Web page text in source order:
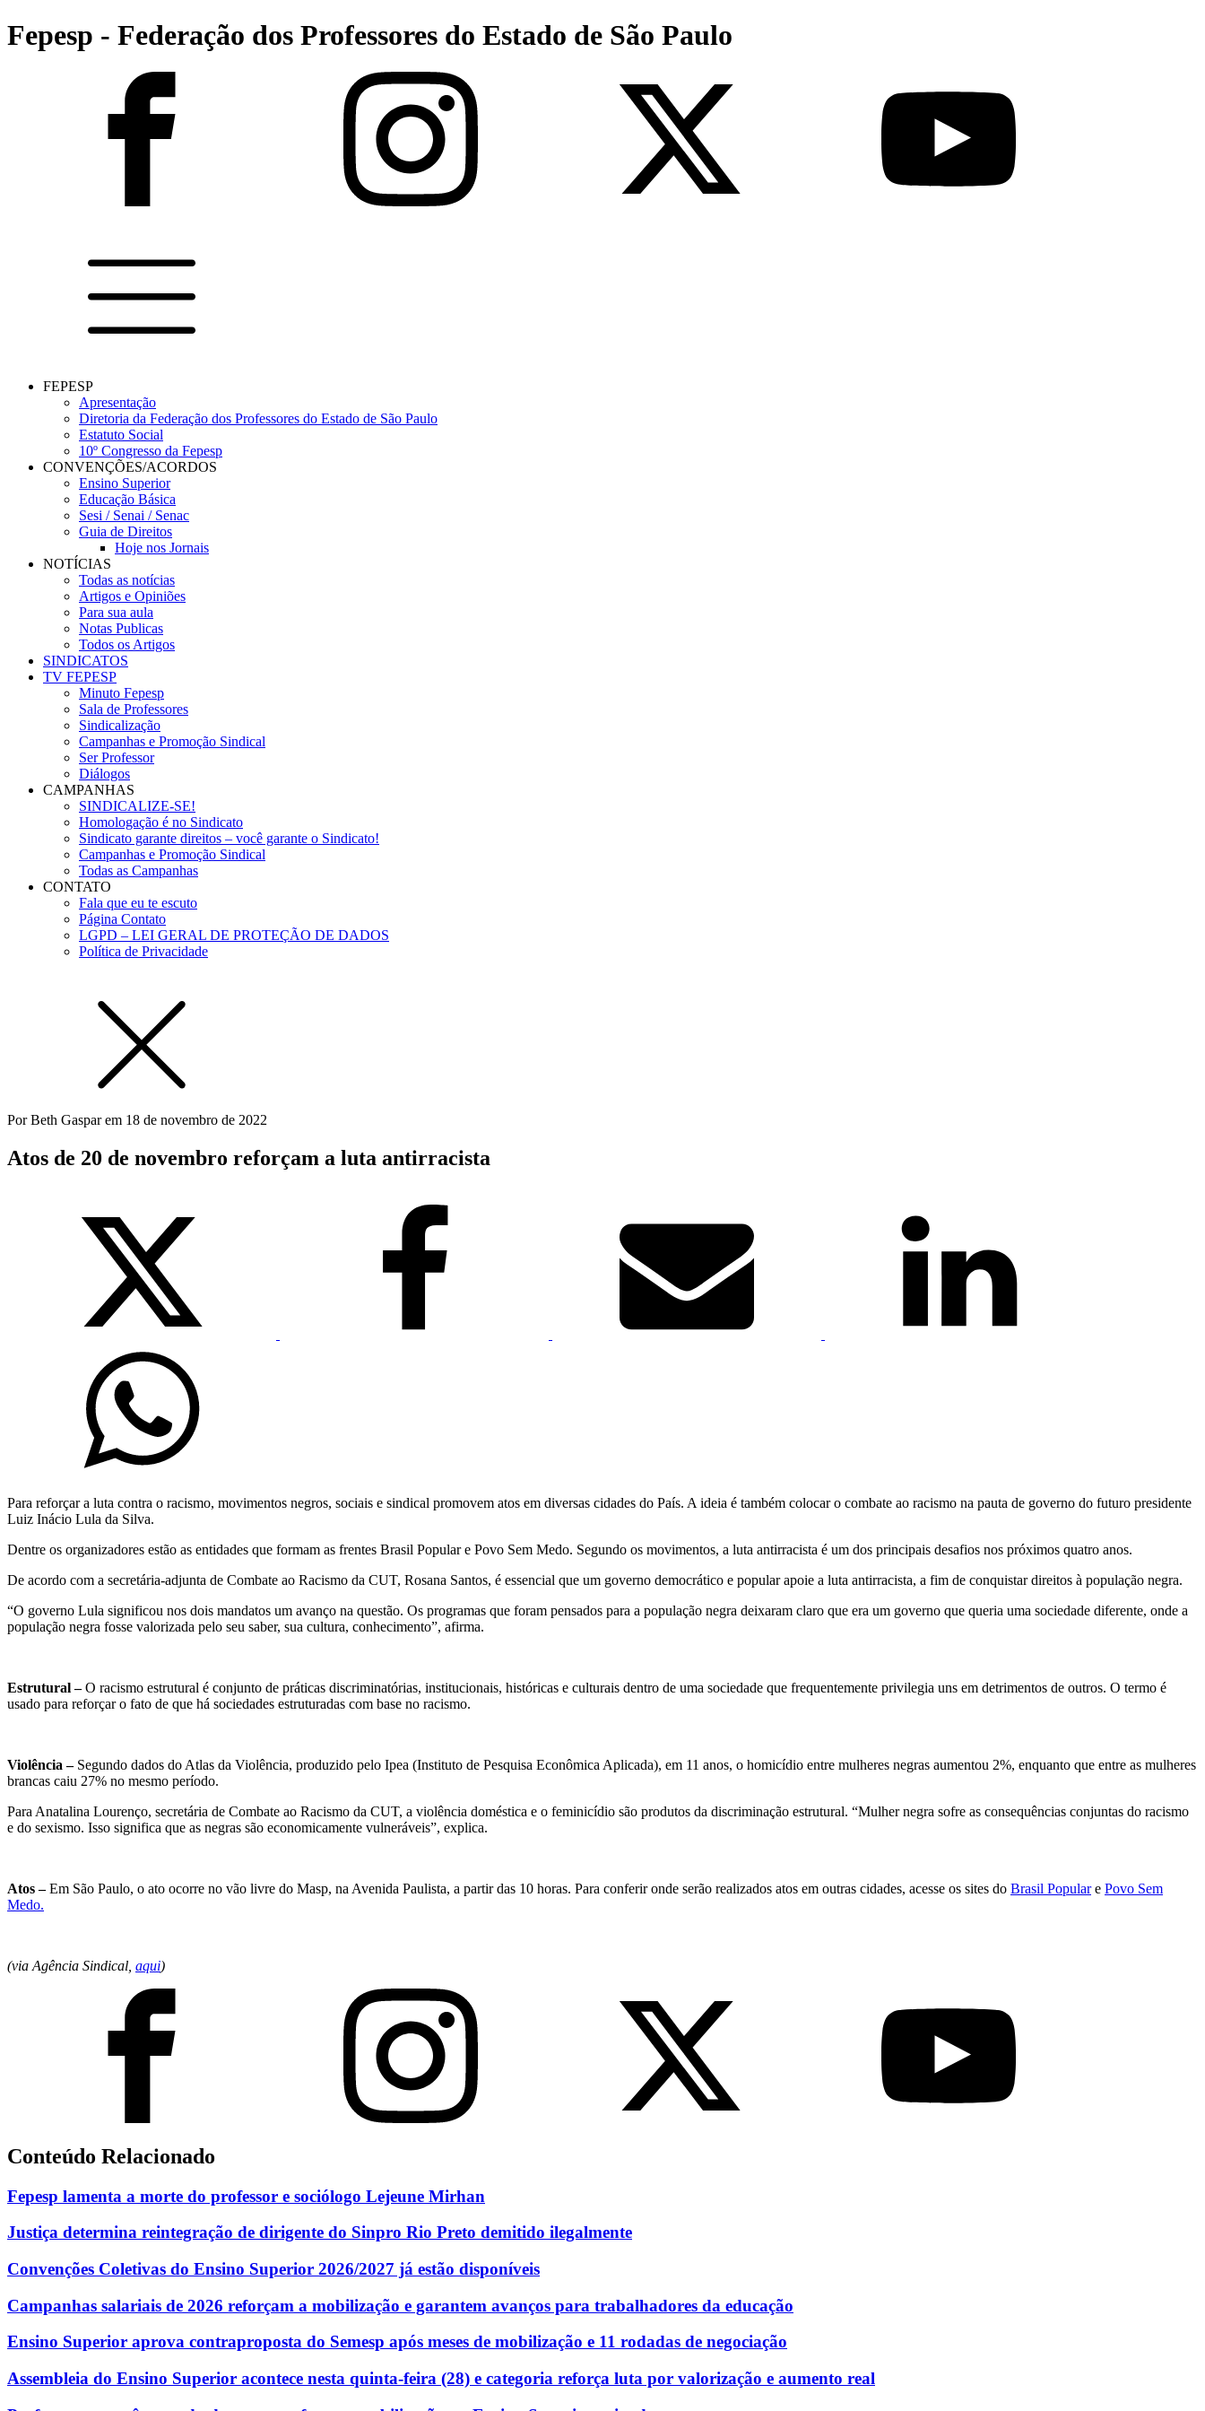
Fepesp - Federação dos Professores do Estado de São Paulo
FEPESP
Apresentação
Diretoria da Federação dos Professores do Estado de São Paulo
Estatuto Social
10º Congresso da Fepesp
CONVENÇÕES/ACORDOS
Ensino Superior
Educação Básica
Sesi / Senai / Senac
Guia de Direitos
Hoje nos Jornais
NOTÍCIAS
Todas as notícias
Artigos e Opiniões
Para sua aula
Notas Publicas
Todos os Artigos
SINDICATOS
TV FEPESP
Minuto Fepesp
Sala de Professores
Sindicalização
Campanhas e Promoção Sindical
Ser Professor
Diálogos
CAMPANHAS
SINDICALIZE-SE!
Homologação é no Sindicato
Sindicato garante direitos – você garante o Sindicato!
Campanhas e Promoção Sindical
Todas as Campanhas
CONTATO
Fala que eu te escuto
Página Contato
LGPD – LEI GERAL DE PROTEÇÃO DE DADOS
Política de Privacidade
PorBeth Gasparem 18 de novembro de 2022
Atos de 20 de novembro reforçam a luta antirracista
Para reforçar a luta contra o racismo, movimentos negros, sociais e sindical promovem atos em diversas cidades do País. A ideia é também colocar o combate ao racismo na pauta de governo do futuro presidente
Luiz Inácio Lula da Silva.
Dentre os organizadores estão as entidades que formam as frentes Brasil Popular e Povo Sem Medo. Segundo os movimentos, a luta antirracista é um dos principais desafios nos próximos quatro anos.
De acordo com a secretária-adjunta de Combate ao Racismo da CUT, Rosana Santos, é essencial que um governo democrático e popular apoie a luta antirracista, a fim de conquistar direitos à população negra.
“O governo Lula significou nos dois mandatos um avanço na questão. Os programas que foram pensados para a população negra deixaram claro que era um governo que queria uma sociedade diferente, onde a
população negra fosse valorizada pelo seu saber, sua cultura, conhecimento”, afirma.
Estrutural –O racismo estrutural é conjunto de práticas discriminatórias, institucionais, históricas e culturais dentro de uma sociedade que frequentemente privilegia uns em detrimentos de outros. O termo é
usado para reforçar o fato de que há sociedades estruturadas com base no racismo.
Violência –Segundo dados do Atlas da Violência, produzido pelo Ipea (Instituto de Pesquisa Econômica Aplicada), em 11 anos, o homicídio entre mulheres negras aumentou 2%, enquanto que entre as mulheres
brancas caiu 27% no mesmo período.
Para Anatalina Lourenço, secretária de Combate ao Racismo da CUT, a violência doméstica e o feminicídio são produtos da discriminação estrutural. “Mulher negra sofre as consequências conjuntas do racismo
e do sexismo. Isso significa que as negras são economicamente vulneráveis”, explica.
Atos –Em São Paulo, o ato ocorre no vão livre do Masp, na Avenida Paulista, a partir das 10 horas. Para conferir onde serão realizados atos em outras cidades, acesse os sites do Brasil Populare Povo Sem
Medo.
(via Agência Sindical, aqui)
Conteúdo Relacionado
Fepesp lamenta a morte do professor e sociólogo Lejeune Mirhan
Justiça determina reintegração de dirigente do Sinpro Rio Preto demitido ilegalmente
Convenções Coletivas do Ensino Superior 2026/2027 já estão disponíveis
Campanhas salariais de 2026 reforçam a mobilização e garantem avanços para trabalhadores da educação
Ensino Superior aprova contraproposta do Semesp após meses de mobilização e 11 rodadas de negociação
Assembleia do Ensino Superior acontece nesta quinta-feira (28) e categoria reforça luta por valorização e aumento real